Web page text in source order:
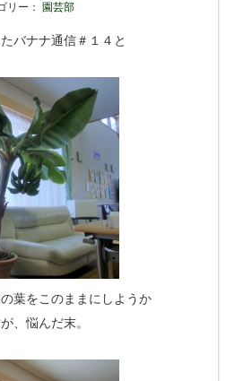
リー： 園芸部
バナナ通信＃１４と
葉をこのままにしようか
、悩んだ末。